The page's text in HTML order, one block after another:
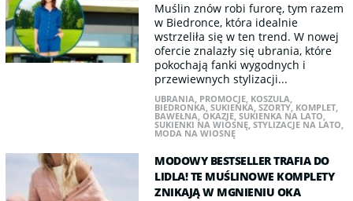
Muślin znów robi furorę, tym razem
w Biedronce, która idealnie
wstrzeliła się w ten trend. W nowej
ofercie znalazły się ubrania, które
pokochają fanki wygodnych i
przewiewnych stylizacji...
UBRANIA, PROMOCJE, KOSZULA,
BIEDRONKA,SUKIENKA,SZORTY, KOMPLET,
BAWEŁNA,OKAZJE,SUKIENKA NA LATO,
SUKIENKI NA WIOSNĘ,STYLIZACJE NA LATO,
MODA NA WIOSNĘ
MODOWY BESTSELLER TRAFIA DO
LIDLA! TE MUŚLINOWE KOMPLETY
ZNIKAJĄ W MGNIENIU OKA